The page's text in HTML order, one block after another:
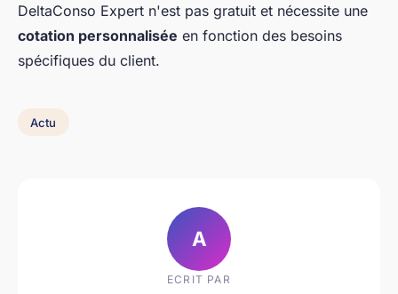
DeltaConso Expert n'est pas gratuit et nécessite une
cotation personnalisée en fonction des besoins
spécifiques du client.
Actu
A
ECRIT PAR